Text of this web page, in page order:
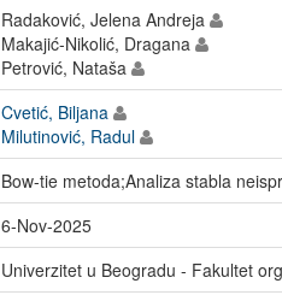
Radaković, Jelena Andreja
Makajić-Nikolić, Dragana
Petrović, Nataša
Cvetić, Biljana
Milutinović, Radul
Bow-tie metoda;Analiza stabla
6-Nov-2025
Univerzitet u Beogradu - Fakultet